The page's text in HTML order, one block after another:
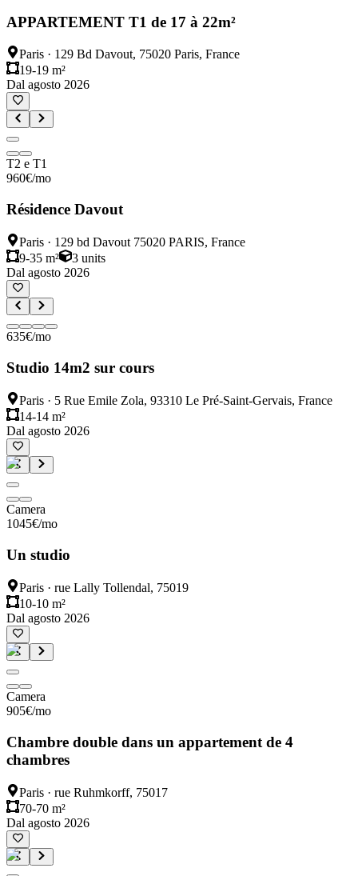
APPARTEMENT T1 de 17 à 22m²
Paris · 129 Bd Davout, 75020 Paris, France
19-19 m²
Dal agosto 2026
T2 e T1
960€/mo
Résidence Davout
Paris · 129 bd Davout 75020 PARIS, France
9-35 m²
3 units
Dal agosto 2026
635€/mo
Studio 14m2 sur cours
Paris · 5 Rue Emile Zola, 93310 Le Pré-Saint-Gervais, France
14-14 m²
Dal agosto 2026
Camera
1045€/mo
Un studio
Paris · rue Lally Tollendal, 75019
10-10 m²
Dal agosto 2026
Camera
905€/mo
Chambre double dans un appartement de 4
chambres
Paris · rue Ruhmkorff, 75017
70-70 m²
Dal agosto 2026